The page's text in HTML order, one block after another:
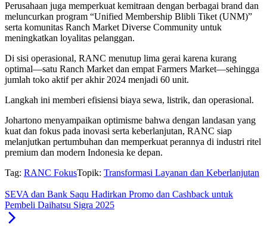
Perusahaan juga memperkuat kemitraan dengan berbagai brand dan
meluncurkan program “Unified Membership Blibli Tiket (UNM)”
serta komunitas Ranch Market Diverse Community untuk
meningkatkan loyalitas pelanggan.
Di sisi operasional, RANC menutup lima gerai karena kurang
optimal—satu Ranch Market dan empat Farmers Market—sehingga
jumlah toko aktif per akhir 2024 menjadi 60 unit.
Langkah ini memberi efisiensi biaya sewa, listrik, dan operasional.
Johartono menyampaikan optimisme bahwa dengan landasan yang
kuat dan fokus pada inovasi serta keberlanjutan, RANC siap
melanjutkan pertumbuhan dan memperkuat perannya di industri ritel
premium dan modern Indonesia ke depan.
Tag: RANC FokusTopik: Transformasi Layanan dan Keberlanjutan
SEVA dan Bank Saqu Hadirkan Promo dan Cashback untuk
Pembeli Daihatsu Sigra 2025